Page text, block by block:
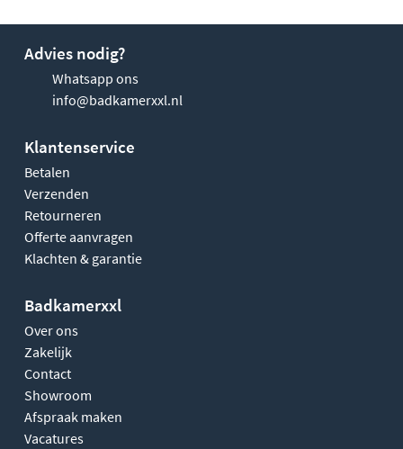
Advies nodig?
Whatsapp ons
info@badkamerxxl.nl
Klantenservice
Betalen
Verzenden
Retourneren
Offerte aanvragen
Klachten & garantie
Badkamerxxl
Over ons
Zakelijk
Contact
Showroom
Afspraak maken
Vacatures